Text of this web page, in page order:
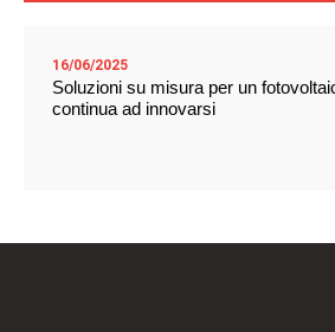
16/06/2025
Soluzioni su misura per un
continua ad innovarsi